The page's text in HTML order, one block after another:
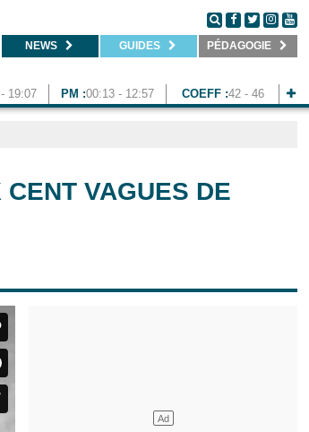
NEWS GUIDES PÉDAGOGIE
19:07 PM :00:13 - 12:57 COEFF :42 - 46
VAGUES DE